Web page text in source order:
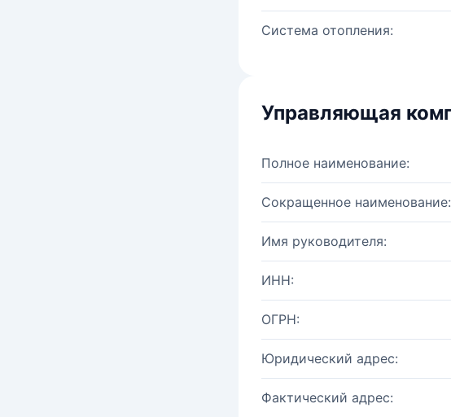
Система отопления:
Управляющая
Полное наименование:
Сокращенное наименование:
Имя руководителя:
ИНН:
ОГРН:
Юридический адрес:
Фактический адрес: